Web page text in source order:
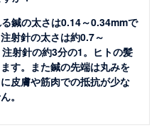
鍼の太さは0.14～0.34mmで
射針の太さは約0.7～
射針の約3分の1。ヒトの髪
す。また鍼の先端は丸みを
皮膚や筋肉での抵抗が少な
。